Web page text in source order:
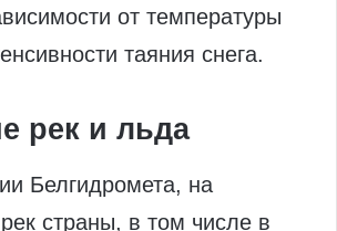
от температуры
таяния снега.
рек и льда
Белгидромета, на
страны, в том числе в